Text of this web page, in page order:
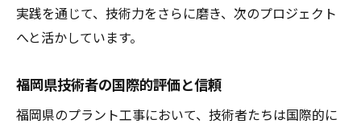
実践を通じて、技術力をさらに磨き、次のプロジェクト
へと活かしています。
福岡県技術者の国際的評価と信頼
福岡県のプラント工事において、技術者たちは国際的に